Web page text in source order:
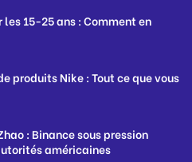
les 15-25 ans : Comment en
produits Nike : Tout ce que vous
: Binance sous pression
américaines